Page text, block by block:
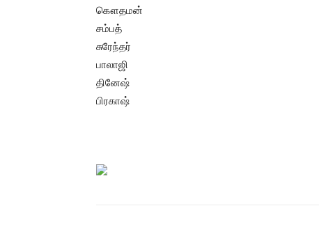
கௌதமன்
சம்பத்
சுரேந்தர்
பாலாஜி
தினேஷ்
பிரகாஷ்